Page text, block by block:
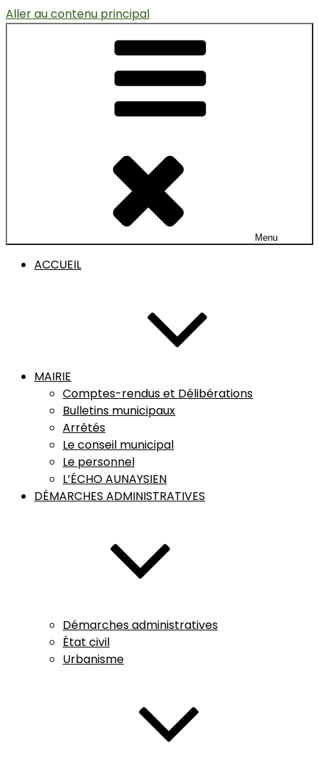
Aller au contenu principal
Menu
ACCUEIL
MAIRIE
Comptes-rendus et Délibérations
Bulletins municipaux
Arrêtés
Le conseil municipal
Le personnel
L’ÉCHO AUNAYSIEN
DÉMARCHES ADMINISTRATIVES
Démarches administratives
État civil
Urbanisme